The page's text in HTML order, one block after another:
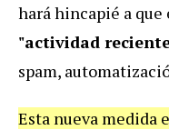
hará hincapié a que
"actividad
spam,
Esta nueva medida